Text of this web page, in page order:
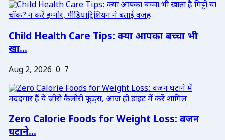
Child Health Care Tips: क्या आपका बच्चा भी
खा...
Aug 2, 2026 0 7
Zero Calorie Foods for Weight Loss: वजन
घटाने...